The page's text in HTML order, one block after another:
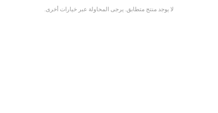
لا يوجد منتج متطابق. يرجى المحاولة عبر خيارات أخرى.